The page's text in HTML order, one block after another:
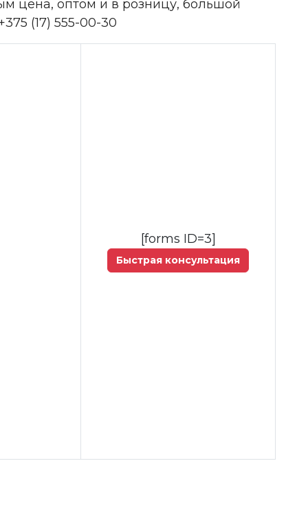
цена, оптом и в розницу, большой
(17) 555-00-30
[forms ID=3]
Быстрая консультация